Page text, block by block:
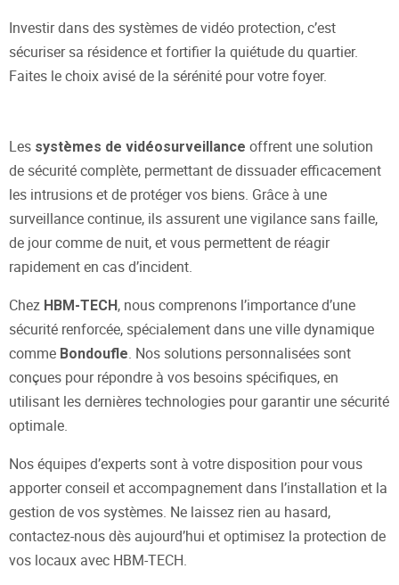
Investir dans des systèmes de vidéo protection, c’est
sécuriser sa résidence et fortifier la quiétude du quartier.
Faites le choix avisé de la sérénité pour votre foyer.
Les systèmes de vidéosurveillance offrent une solution
de sécurité complète, permettant de dissuader efficacement
les intrusions et de protéger vos biens. Grâce à une
surveillance continue, ils assurent une vigilance sans faille,
de jour comme de nuit, et vous permettent de réagir
rapidement en cas d’incident.
Chez HBM-TECH, nous comprenons l’importance d’une
sécurité renforcée, spécialement dans une ville dynamique
comme Bondoufle. Nos solutions personnalisées sont
conçues pour répondre à vos besoins spécifiques, en
utilisant les dernières technologies pour garantir une sécurité
optimale.
Nos équipes d’experts sont à votre disposition pour vous
apporter conseil et accompagnement dans l’installation et la
gestion de vos systèmes. Ne laissez rien au hasard,
contactez-nous dès aujourd’hui et optimisez la protection de
vos locaux avec HBM-TECH.